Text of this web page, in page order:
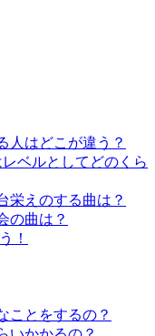
人はどこが違う？
ベルとしてどのくら
栄えのする曲は？
の曲は？
！
ことをするの？